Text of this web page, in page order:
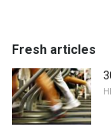
Fresh articles